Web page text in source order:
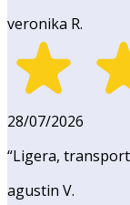
veronika R.
28/07/2026
“Ligera,
agustin V.